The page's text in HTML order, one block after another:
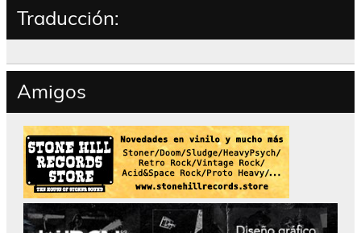
Traducción:
Amigos